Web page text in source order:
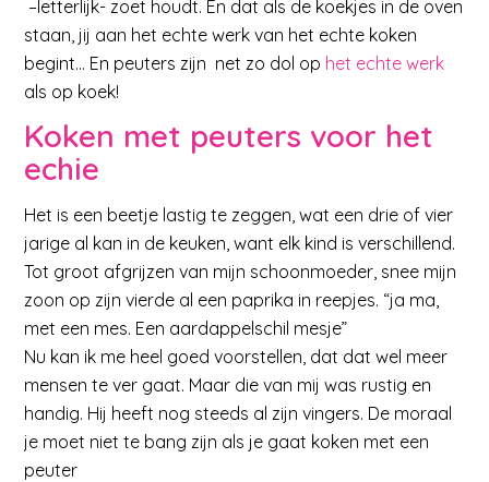
–letterlijk- zoet houdt. En dat als de koekjes in de oven
staan, jij aan het echte werk van het echte koken
begint… En peuters zijn net zo dol op het echte werk
als op koek!
Koken met peuters voor het
echie
Het is een beetje lastig te zeggen, wat een drie of vier
jarige al kan in de keuken, want elk kind is verschillend.
Tot groot afgrijzen van mijn schoonmoeder, snee mijn
zoon op zijn vierde al een paprika in reepjes. “ja ma,
met een mes. Een aardappelschil mesje”
Nu kan ik me heel goed voorstellen, dat dat wel meer
mensen te ver gaat. Maar die van mij was rustig en
handig. Hij heeft nog steeds al zijn vingers. De moraal
je moet niet te bang zijn als je gaat koken met een
peuter